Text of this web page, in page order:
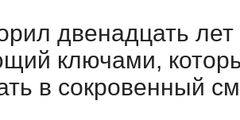
двенадцать лет
ключами,
в сокровенный